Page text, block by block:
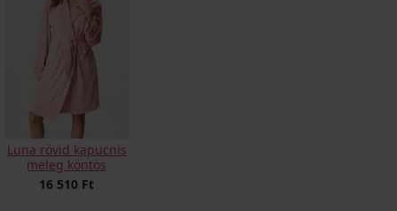
Luna rövid kapucnis
meleg köntös
16 510 Ft